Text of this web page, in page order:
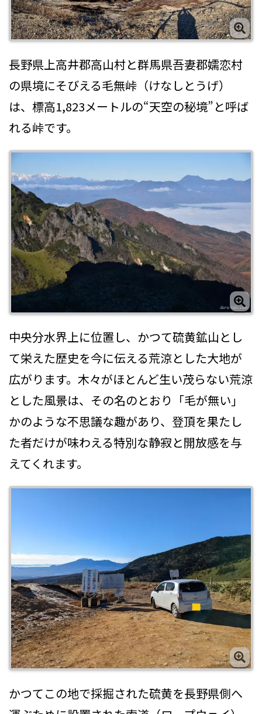
長野県上高井郡高山村と群馬県吾妻郡嬬恋村
の県境にそびえる毛無峠（けなしとうげ）
は、標高1,823メートルの“天空の秘境”と呼ば
れる峠です。
中央分水界上に位置し、かつて硫黄鉱山とし
て栄えた歴史を今に伝える荒涼とした大地が
広がります。木々がほとんど生い茂らない荒涼
とした風景は、その名のとおり「毛が無い」
かのような不思議な趣があり、登頂を果たし
た者だけが味わえる特別な静寂と開放感を与
えてくれます。
かつてこの地で採掘された硫黄を長野県側へ